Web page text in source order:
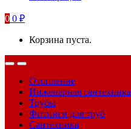
0 0 ₽
Корзина пуста.
Отопление
Инженерная сантехника
Трубы
Фитинги для труб
Сантехника